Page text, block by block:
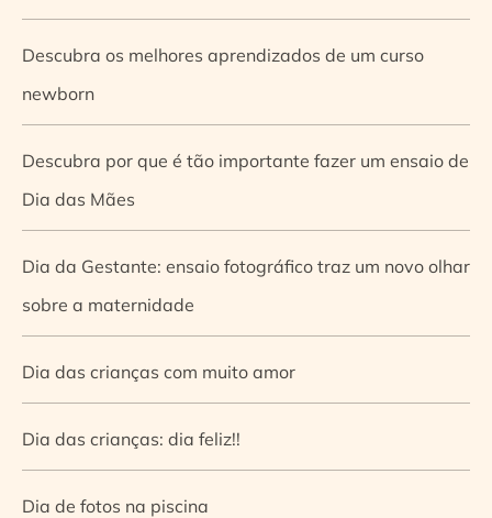
Descubra os melhores aprendizados de um curso
newborn
Descubra por que é tão importante fazer um ensaio de
Dia das Mães
Dia da Gestante: ensaio fotográfico traz um novo olhar
sobre a maternidade
Dia das crianças com muito amor
Dia das crianças: dia feliz!!
Dia de fotos na piscina